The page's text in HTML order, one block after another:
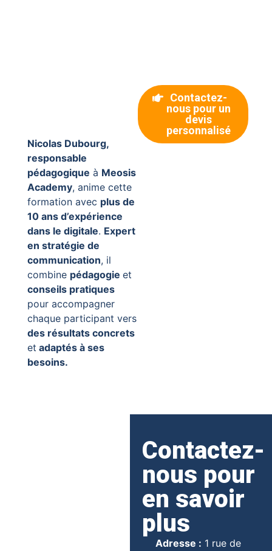
Nicolas Dubourg,
responsable
pédagogique à Meosis
Academy, anime cette
formation avec plus de
10 ans d’expérience
dans le digitale. Expert
en stratégie de
communication, il
combine pédagogie et
conseils pratiques
pour accompagner
chaque participant vers
des résultats concrets
et adaptés à ses
besoins.
Contactez-
nous pour un
devis
personnalisé
Contactez-
nous pour
en savoir
plus
Adresse : 1 rue de